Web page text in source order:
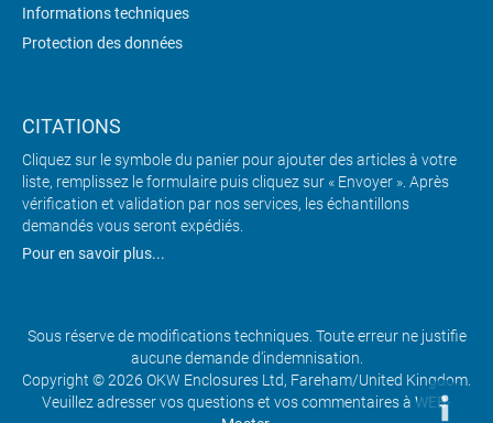
Informations techniques
Protection des données
CITATIONS
Cliquez sur le symbole du panier pour ajouter des articles à votre
liste, remplissez le formulaire puis cliquez sur « Envoyer ». Après
vérification et validation par nos services, les échantillons
demandés vous seront expédiés.
Pour en savoir plus...
Sous réserve de modifications techniques. Toute erreur ne justifie
aucune demande d’indemnisation.
Copyright © 2026 OKW Enclosures Ltd, Fareham/United Kingdom.
Veuillez adresser vos questions et vos commentaires à WEB-